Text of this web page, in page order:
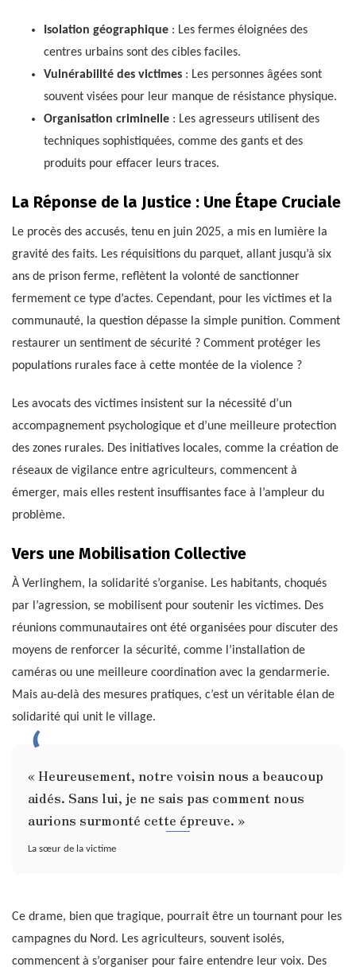
Isolation géographique : Les fermes éloignées des
centres urbains sont des cibles faciles.
Vulnérabilité des victimes : Les personnes âgées sont
souvent visées pour leur manque de résistance physique.
Organisation criminelle : Les agresseurs utilisent des
techniques sophistiquées, comme des gants et des
produits pour effacer leurs traces.
La Réponse de la Justice : Une Étape Cruciale
Le procès des accusés, tenu en juin 2025, a mis en lumière la
gravité des faits. Les réquisitions du parquet, allant jusqu’à six
ans de prison ferme, reflètent la volonté de sanctionner
fermement ce type d’actes. Cependant, pour les victimes et la
communauté, la question dépasse la simple punition. Comment
restaurer un sentiment de sécurité ? Comment protéger les
populations rurales face à cette montée de la violence ?
Les avocats des victimes insistent sur la nécessité d’un
accompagnement psychologique et d’une meilleure protection
des zones rurales. Des initiatives locales, comme la création de
réseaux de vigilance entre agriculteurs, commencent à
émerger, mais elles restent insuffisantes face à l’ampleur du
problème.
Vers une Mobilisation Collective
À Verlinghem, la solidarité s’organise. Les habitants, choqués
par l’agression, se mobilisent pour soutenir les victimes. Des
réunions communautaires ont été organisées pour discuter des
moyens de renforcer la sécurité, comme l’installation de
caméras ou une meilleure coordination avec la gendarmerie.
Mais au-delà des mesures pratiques, c’est un véritable élan de
solidarité qui unit le village.
« Heureusement, notre voisin nous a beaucoup
aidés. Sans lui, je ne sais pas comment nous
aurions surmonté cette épreuve. »
La sœur de la victime
Ce drame, bien que tragique, pourrait être un tournant pour les
campagnes du Nord. Les agriculteurs, souvent isolés,
commencent à s’organiser pour faire entendre leur voix. Des